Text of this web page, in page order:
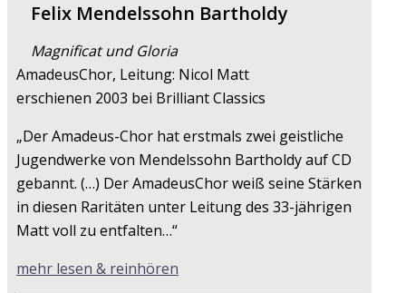
Felix Mendelssohn Bartholdy
Magnificat und Gloria
AmadeusChor, Leitung: Nicol Matt
erschienen 2003 bei Brilliant Classics
„Der Amadeus-Chor hat erstmals zwei geistliche
Jugendwerke von Mendelssohn Bartholdy auf CD
gebannt. (…) Der AmadeusChor weiß seine Stärken
in diesen Raritäten unter Leitung des 33-jährigen
Matt voll zu entfalten…“
mehr lesen & reinhören